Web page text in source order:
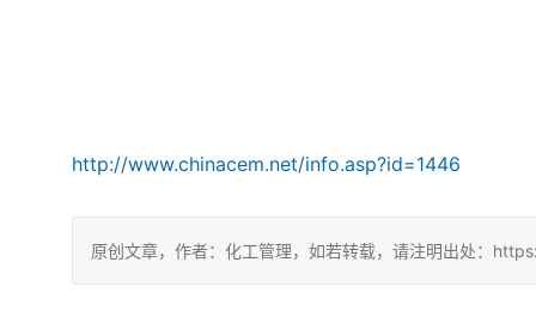
http://www.chinacem.net/info.asp?id=1446
原创文章，作者：化工管理，如若转载，请注明出处：